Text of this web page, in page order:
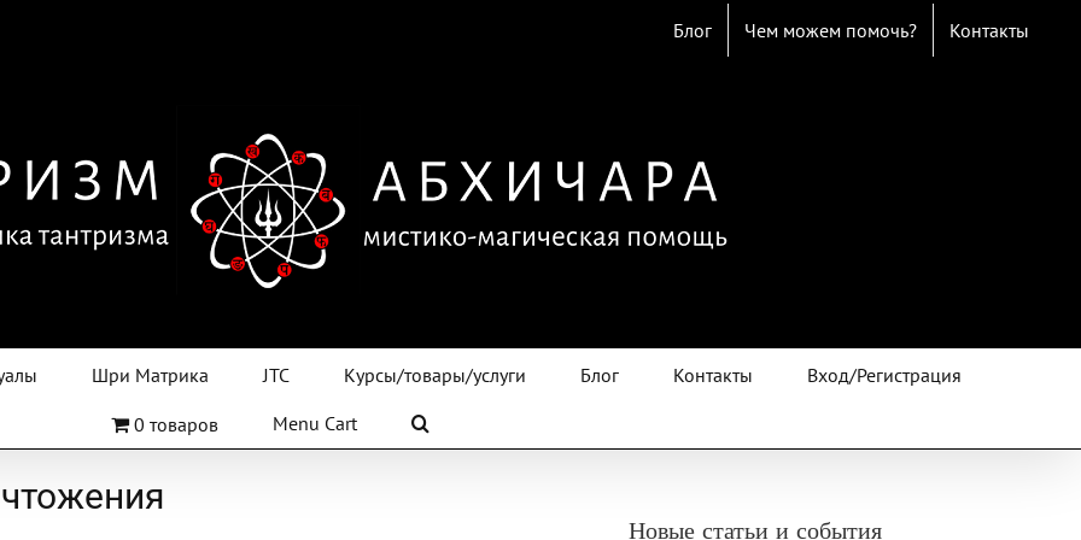
Блог Чем можем помочь? Контакты
Шри Матрика JTC Курсы/товары/услуги Блог Контакты Вход/Регистрация
0 товаров Menu Cart
Новые статьи и события